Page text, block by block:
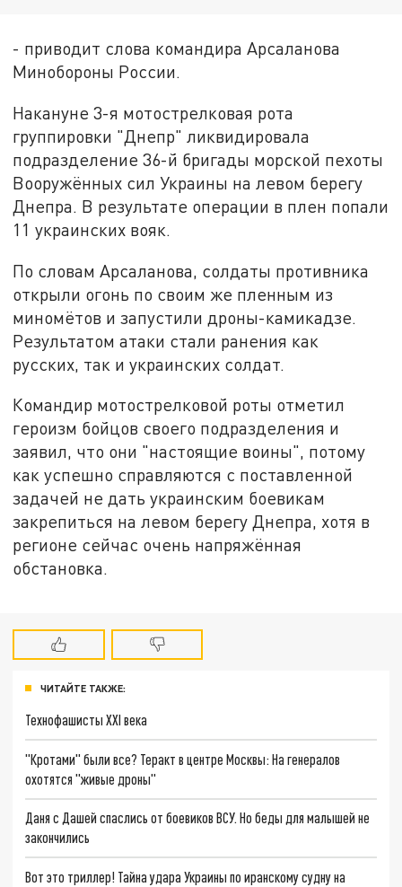
- приводит слова командира Арсаланова
Минобороны России.
Накануне 3-я мотострелковая рота
группировки "Днепр" ликвидировала
подразделение 36-й бригады морской пехоты
Вооружённых сил Украины на левом берегу
Днепра. В результате операции в плен попали
11 украинских вояк.
По словам Арсаланова, солдаты противника
открыли огонь по своим же пленным из
миномётов и запустили дроны-камикадзе.
Результатом атаки стали ранения как
русских, так и украинских солдат.
Командир мотострелковой роты отметил
героизм бойцов своего подразделения и
заявил, что они "настоящие воины", потому
как успешно справляются с поставленной
задачей не дать украинским боевикам
закрепиться на левом берегу Днепра, хотя в
регионе сейчас очень напряжённая
обстановка.
ЧИТАЙТЕ ТАКЖЕ:
Технофашисты XXI века
"Кротами" были все? Теракт в центре Москвы: На генералов
охотятся "живые дроны"
Даня с Дашей спаслись от боевиков ВСУ. Но беды для малышей не
закончились
Вот это триллер! Тайна удара Украины по иранскому судну на